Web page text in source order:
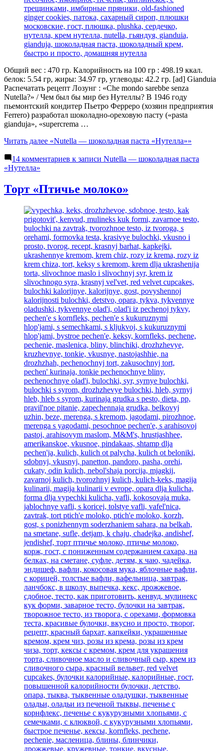
Общий вес : 470 гр. Калорийность на 100 гр : 498.19 ккал.
белок: 5.54 гр, жиры: 34.97 гр, углеводы: 42.2 гр. [ad] Gianduia
Распечатать рецепт Лозунг : «Che mondo sarebbe senza
Nutella?» / Чем был бы мир без Нутеллы? В 1946 году
пьемонтский кондитер Пьетро Ферреро (хозяин предприятия
Ferrero) разработал шоколадно-ореховую пасту («pasta
gianduja», «supercrema …
Читать далее «Nutella — шоколадная паста «Нутелла»»
14 комментариев к записи Nutella — шоколадная паста
«Нутелла»
Торт «Птичье молоко»